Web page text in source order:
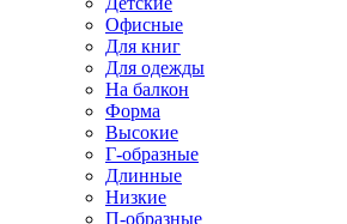
Офисные
Для книг
Для одежды
На балкон
Форма
Высокие
Г-образные
Длинные
Низкие
П-образные